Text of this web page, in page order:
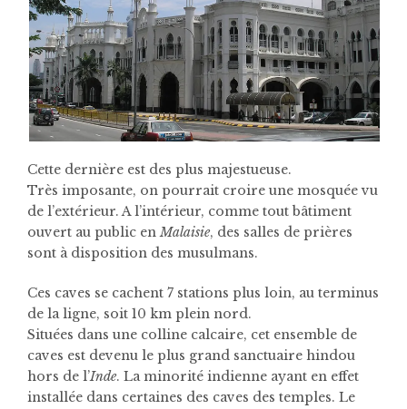
Cette dernière est des plus majestueuse.
Très imposante, on pourrait croire une mosquée vu
de l’extérieur. A l’intérieur, comme tout bâtiment
ouvert au public enMalaisie, des salles de prières
sont à disposition des musulmans.
Ces caves se cachent 7 stations plus loin, au terminus
de la ligne, soit 10 km plein nord.
Situées dans une colline calcaire, cet ensemble de
caves est devenu le plus grand sanctuaire hindou
hors de l’Inde. La minorité indienne ayant en effet
installée dans certaines des caves des temples. Le